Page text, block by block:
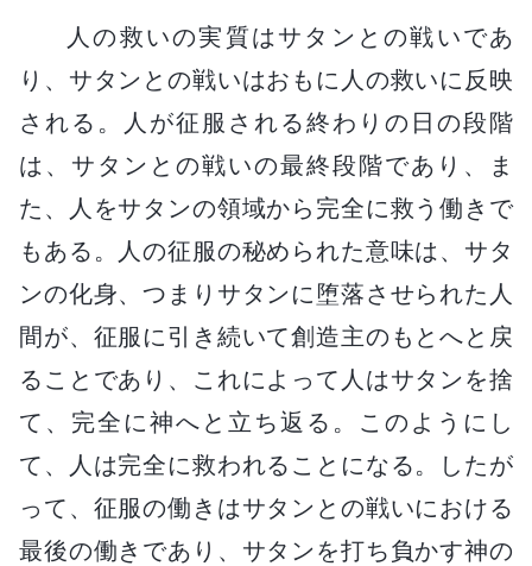
人の救いの実質はサタンとの戦いであ
り、サタンとの戦いはおもに人の救いに反映
される。人が征服される終わりの日の段階
は、サタンとの戦いの最終段階であり、ま
た、人をサタンの領域から完全に救う働きで
もある。人の征服の秘められた意味は、サタ
ンの化身、つまりサタンに堕落させられた人
間が、征服に引き続いて創造主のもとへと戻
ることであり、これによって人はサタンを捨
て、完全に神へと立ち返る。このようにし
て、人は完全に救われることになる。したが
って、征服の働きはサタンとの戦いにおける
最後の働きであり、サタンを打ち負かす神の